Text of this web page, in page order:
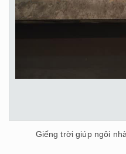
Giếng trời giúp ngôi